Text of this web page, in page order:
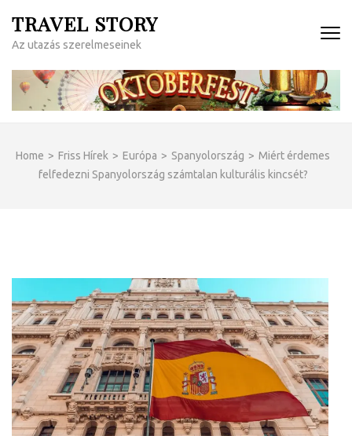
content
Enter)
TRAVEL STORY
Az utazás szerelmeseinek
Home > Friss Hírek > Európa > Spanyolország > Miért érdemes
felfedezni Spanyolország számtalan kulturális kincsét?